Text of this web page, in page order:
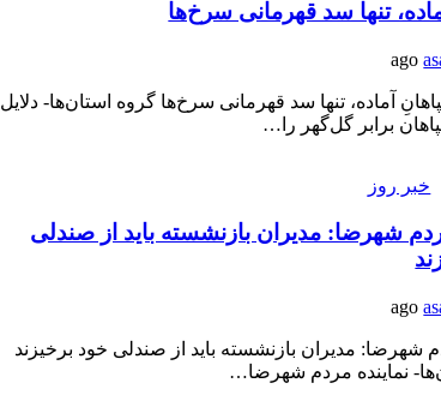
تنها سد قهرمانی سرخ‌ها
آماده، تنها سد قهرمانی سرخ‌ها گروه استان‌ها- دلایل
برابر گل‌گهر را…
خبر روز
شهرضا: مدیران بازنشسته باید از صندلی
شهرضا: مدیران بازنشسته باید از صندلی خود برخیزند
نماینده مردم شهرضا…